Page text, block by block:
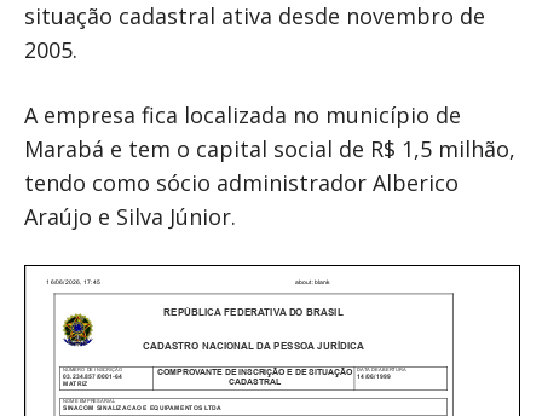
situação cadastral ativa desde novembro de
2005.
A empresa fica localizada no município de
Marabá e tem o capital social de R$ 1,5 milhão,
tendo como sócio administrador Alberico
Araújo e Silva Júnior.